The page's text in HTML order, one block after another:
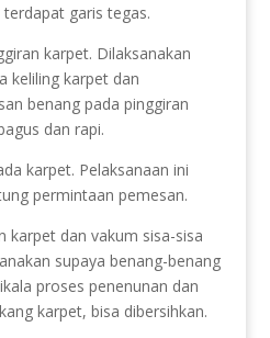
garis tegas.
karpet. Dilaksanakan
keliling karpet dan
benang pada pinggiran
dan rapi.
karpet. Pelaksanaan ini
permintaan pemesan.
karpet dan vakum sisa-sisa
supaya benang-benang
proses penenunan dan
karpet, bisa dibersihkan.